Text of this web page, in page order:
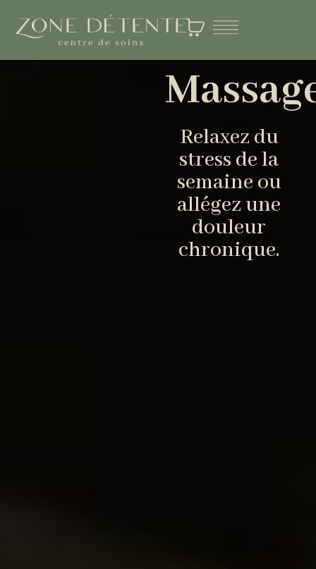
Relaxez du
stress de la
semaine ou
allégez une
douleur
chronique.